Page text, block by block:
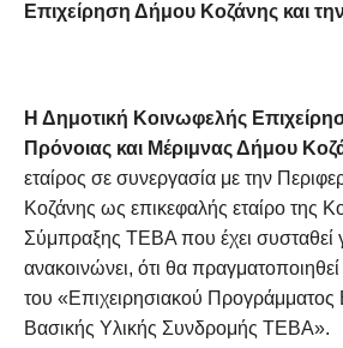
Επιχείρηση Δήμου Κοζάνης και
Η Δημοτική Κοινωφελής
Πρόνοιας και Μέριμνας Δήμου
εταίρος σε συνεργασία με την
Κοζάνης ως επικεφαλής εταίρο της
Σύμπραξης ΤΕΒΑ που έχει συσταθεί
ανακοινώνει, ότι θα
του «Επιχειρησιακού Προγράμματος
Βασικής Υλικής Συνδρομής ΤΕΒΑ».